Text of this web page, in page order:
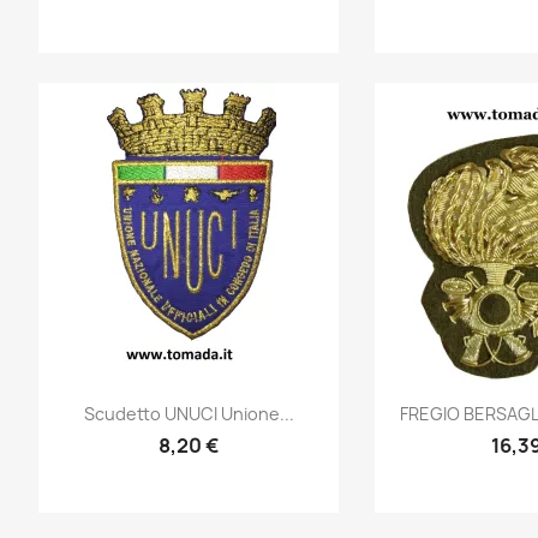
Anteprima
Scudetto UNUCI Unione...
8,20 €

FREGIO